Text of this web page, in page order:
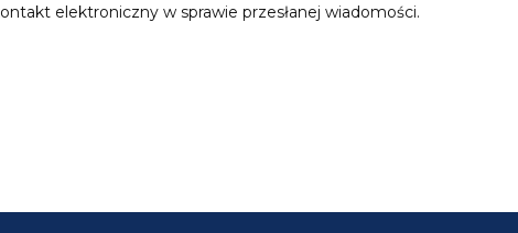
elektroniczny w sprawie przesłanej wiadomości.